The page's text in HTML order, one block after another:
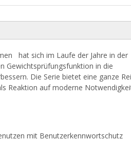
hat sich im Laufe der Jahre in der
Gewichtsprüfungsfunktion in die
Die Serie bietet eine ganze
Reaktion auf moderne
mit Benutzerkennwortschutz